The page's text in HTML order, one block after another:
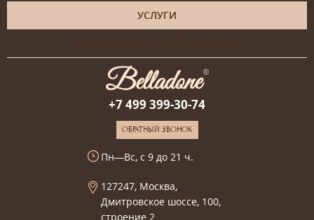
УСЛУГИ
Онлайн-консультация дизайнера
+7 499 399-30-74
ОБРАТНЫЙ ЗВОНОК
Пн—Вс, с 9 до 21 ч.
127247, Москва,
Дмитровское шоссе, 100,
строение 2